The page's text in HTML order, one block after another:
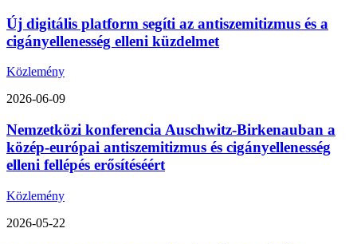
Új digitális platform segíti az antiszemitizmus és a
cigányellenesség elleni küzdelmet
Közlemény
2026-06-09
Nemzetközi konferencia Auschwitz-Birkenauban a
közép-európai antiszemitizmus és cigányellenesség
elleni fellépés erősítéséért
Közlemény
2026-05-22